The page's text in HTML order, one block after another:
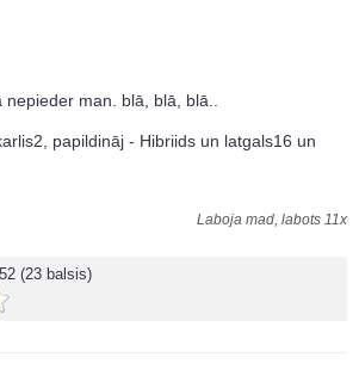
man. blā, blā, blā..
papildināj - Hibriids un latgals16 un
Laboja mad, labots 11x
(23 balsis)